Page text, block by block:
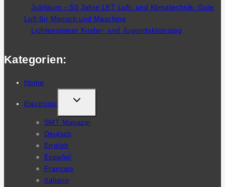
Jubiläum – 50 Jahre LKT Luft- und Klimatechnik- Gute
Luft für Mensch und Maschine
Lichtensteiner Kinder- und Jugendaktionstag
Kategorien:
Home
Electronic
TOGGLE
CHILD
MENU
SMT Magazin
Deutsch
English
Español
Français
Italiano